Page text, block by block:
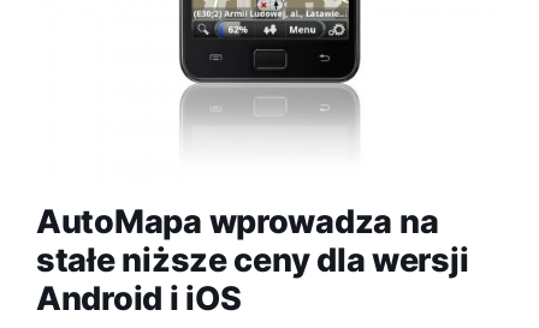
AutoMapa wprowadza na
stałe niższe ceny dla wersji
Android i iOS